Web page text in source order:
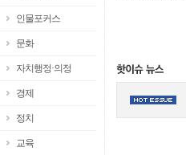
인물포커스
문화
자치행정·의정
경제
정치
교육